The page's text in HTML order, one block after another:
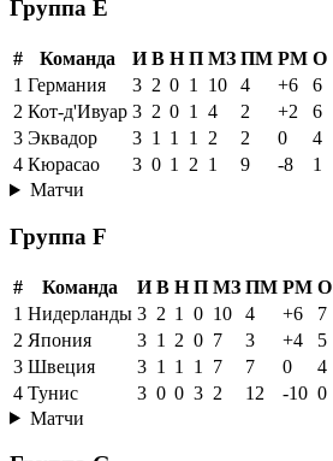
Группа E
# Команда И В Н П МЗ ПМ РМ О
1 Германия 3 2 0 1 10 4 +6
6
2 Кот-д'Ивуар 3 2 0 1 4 2 +2
6
3 Эквадор 3 1 1 1 2 2 0
4
4 Кюрасао 3 0 1 2 1 9 -8
1
Матчи
Группа F
# Команда И В Н П МЗ ПМ РМ О
1 Нидерланды 3 2 1 0 10 4 +6
7
2 Япония 3 1 2 0 7 3 +4
5
3 Швеция 3 1 1 1 7 7 0
4
4 Тунис 3 0 0 3 2 12 -10 0
Матчи